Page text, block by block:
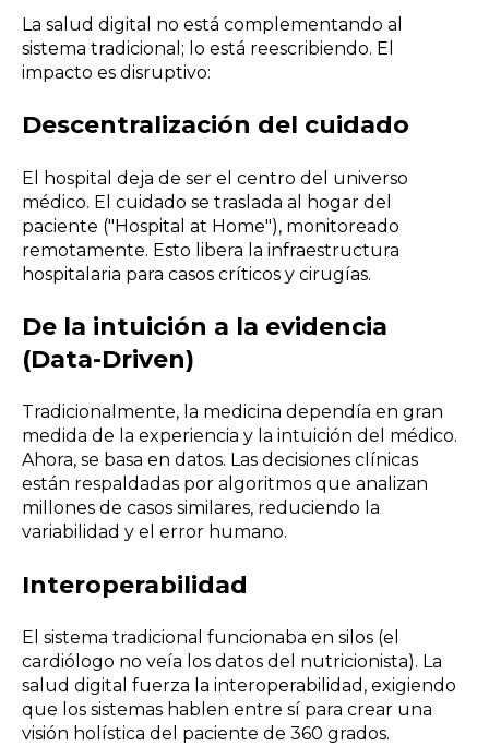
La salud digital no está complementando al
sistema tradicional; lo está reescribiendo. El
impacto es disruptivo:
Descentralización del cuidado
El hospital deja de ser el centro del universo
médico. El cuidado se traslada al hogar del
paciente ("Hospital at Home"), monitoreado
remotamente. Esto libera la infraestructura
hospitalaria para casos críticos y cirugías.
De la intuición a la evidencia
(Data-Driven)
Tradicionalmente, la medicina dependía en gran
medida de la experiencia y la intuición del médico.
Ahora, se basa en datos. Las decisiones clínicas
están respaldadas por algoritmos que analizan
millones de casos similares, reduciendo la
variabilidad y el error humano.
Interoperabilidad
El sistema tradicional funcionaba en silos (el
cardiólogo no veía los datos del nutricionista). La
salud digital fuerza la interoperabilidad, exigiendo
que los sistemas hablen entre sí para crear una
visión holística del paciente de 360 grados.